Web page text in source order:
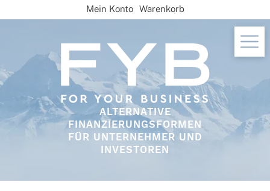
to
ALTERNATIVE
FINANZIERUNGSFORMEN
FÜR UNTERNEHMER UND
INVESTOREN
Mein Konto Warenkorb